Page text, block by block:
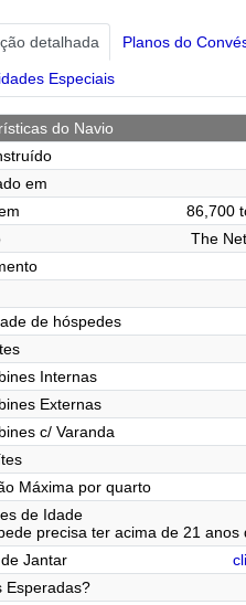
detalhada Planos do
Especiais
do Navio
em
86,700
The
de hóspedes
Internas
Externas
c/ Varanda
Máxima por quarto
de Idade
precisa ter acima de 21 anos
Jantar
Esperadas?